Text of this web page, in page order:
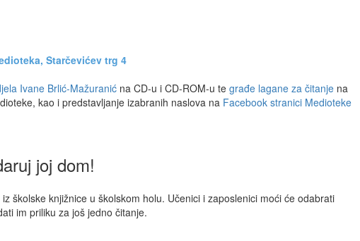
Starčevićev trg 4
Ivane Brlić-Mažuranić na CD-u i CD-ROM-u te građe lagane za čitanje na
kao i predstavljanje izabranih naslova na Facebook stranici Medioteke
joj dom!
školske knjižnice u školskom holu. Učenici i zaposlenici moći će odabrati
im priliku za još jedno čitanje.